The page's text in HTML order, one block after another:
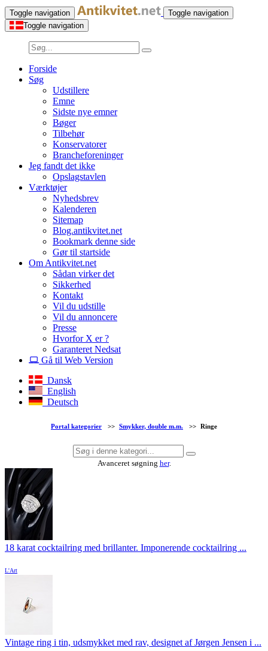
Toggle navigation
Toggle navigation
Toggle navigation
Forside
Søg
Udstillere
Emne
Sidste nye emner
Bøger
Tilbehør
Konservatorer
Brancheforeninger
Jeg fandt det ikke
Opslagstavlen
Værktøjer
Nyhedsbrev
Kalenderen
Sitemap
Blog.antikvitet.net
Bookmark denne side
Gør til startside
Om Antikvitet.net
Sådan virker det
Sikkerhed
Kontakt
Vil du udstille
Vil du annoncere
Presse
Hvorfor X er ?
Garanteret Nedsat
Gå til Web Version
Dansk
English
Deutsch
Portal kategorier >> Smykker, double m.m. >> Ringe
Avanceret søgning her.
18 karat cocktailring med brillanter. Imponerende cocktailring ...
L'Art
Vintage ring i tin, udsmykket med rav, designet af Jørgen Jensen i ...